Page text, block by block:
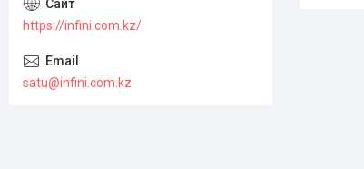
https://infini.com.kz/
satu@infini.com.kz